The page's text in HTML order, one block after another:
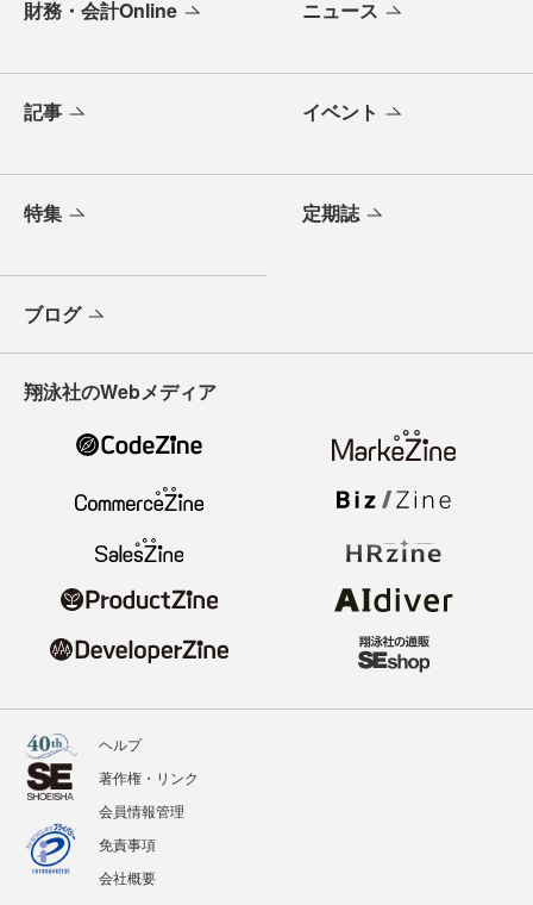
財務・会計Online ニュース
記事 イベント
特集 定期誌
ブログ
翔泳社のWebメディア
ヘルプ
著作権・リンク
会員情報管理
免責事項
会社概要